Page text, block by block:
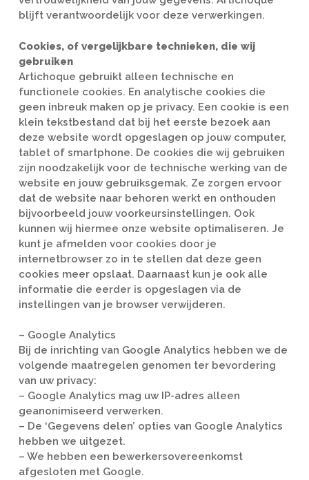
blijft verantwoordelijk voor deze verwerkingen.
Cookies, of vergelijkbare technieken, die wij
gebruiken
Artichoque gebruikt alleen technische en
functionele cookies. En analytische cookies die
geen inbreuk maken op je privacy. Een cookie is een
klein tekstbestand dat bij het eerste bezoek aan
deze website wordt opgeslagen op jouw computer,
tablet of smartphone. De cookies die wij gebruiken
zijn noodzakelijk voor de technische werking van de
website en jouw gebruiksgemak. Ze zorgen ervoor
dat de website naar behoren werkt en onthouden
bijvoorbeeld jouw voorkeursinstellingen. Ook
kunnen wij hiermee onze website optimaliseren. Je
kunt je afmelden voor cookies door je
internetbrowser zo in te stellen dat deze geen
cookies meer opslaat. Daarnaast kun je ook alle
informatie die eerder is opgeslagen via de
instellingen van je browser verwijderen.
– Google Analytics
Bij de inrichting van Google Analytics hebben we de
volgende maatregelen genomen ter bevordering
van uw privacy:
– Google Analytics mag uw IP-adres alleen
geanonimiseerd verwerken.
– De ‘Gegevens delen’ opties van Google Analytics
hebben we uitgezet.
– We hebben een bewerkersovereenkomst
afgesloten met Google.